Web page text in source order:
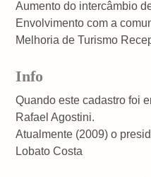
Aumento do intercâmbio
Envolvimento com a
Melhoria de Turismo
Info
Quando este cadastro foi
Rafael Agostini.
Atualmente (2009) o
Lobato Costa